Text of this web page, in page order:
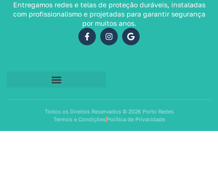
Entregamos redes e telas de proteção duráveis, instaladas
com profissionalismo e projetadas para garantir segurança
por muitos anos.
Todos os Direitos Reservados © 2026 Porto Redes
Termos e Condições Política de Privacidade